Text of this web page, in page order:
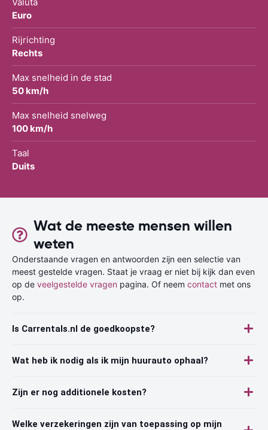
Euro
Rijrichting
Rechts
Max snelheid in de stad
50 km/h
Max snelheid snelweg
100 km/h
Taal
Duits
Wat de meeste mensen willen
weten
Onderstaande vragen en antwoorden zijn een selectie van
meest gestelde vragen. Staat je vraag er niet bij kijk dan even
op de veelgestelde vragen pagina. Of neem contact met ons
op.
Is Carrentals.nl de goedkoopste?
Wat heb ik nodig als ik mijn huurauto ophaal?
Zijn er nog additionele kosten?
Welke verzekeringen zijn van toepassing op mijn